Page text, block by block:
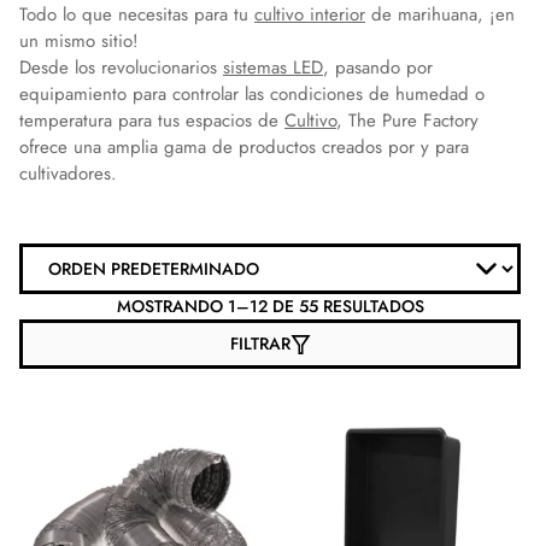
Todo lo que necesitas para tu cultivo interior de marihuana, ¡en
un mismo sitio!
Desde los revolucionarios sistemas LED, pasando por
equipamiento para controlar las condiciones de humedad o
temperatura para tus espacios de Cultivo, The Pure Factory
ofrece una amplia gama de productos creados por y para
cultivadores.
MOSTRANDO 1–12 DE 55 RESULTADOS
FILTRAR